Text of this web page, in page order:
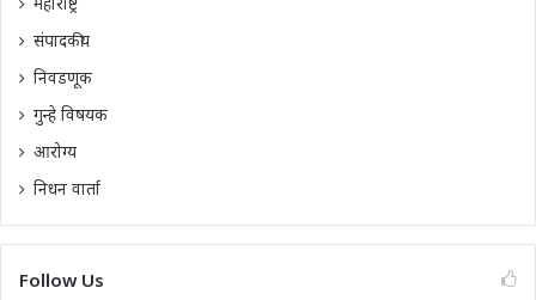
संपादकीय
निवडणूक
गुन्हे विषयक
आरोग्य
निधन वार्ता
Follow Us